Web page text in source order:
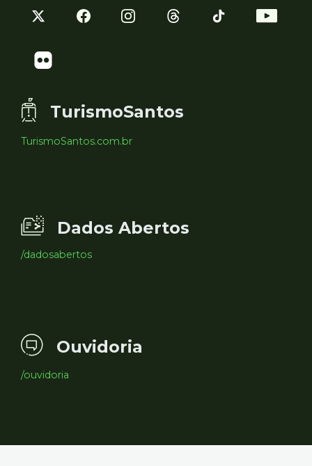
TurismoSantos
TurismoSantos.com.br
Dados Abertos
/dadosabertos
Ouvidoria
/ouvidoria